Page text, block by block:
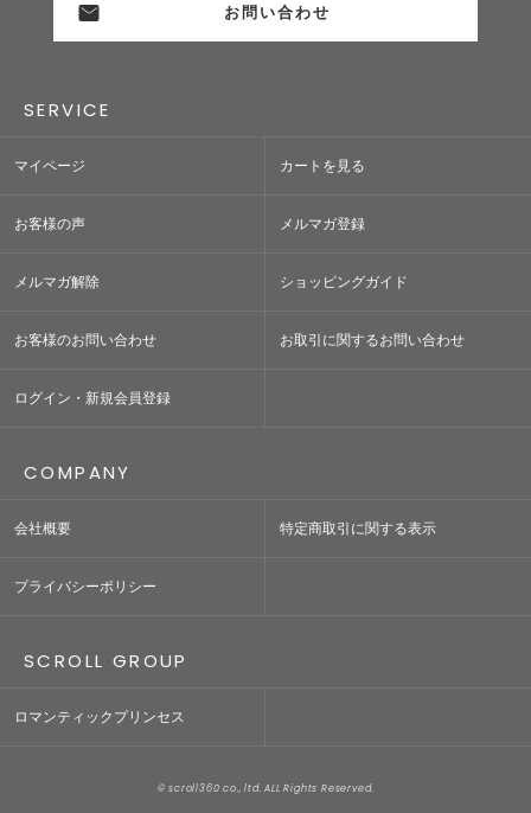
お問い合わせ
SERVICE
マイページ カートを見る
お客様の声 メルマガ登録
メルマガ解除 ショッピングガイド
お客様のお問い合わせ お取引に関するお問い合わせ
ログイン・新規会員登録
COMPANY
会社概要 特定商取引に関する表示
プライバシーポリシー
SCROLL GROUP
ロマンティックプリンセス
© scroll360 co., ltd. ALL Rights Reserved.